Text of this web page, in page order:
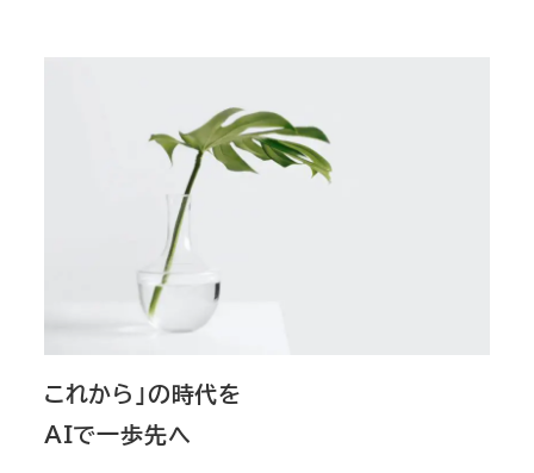
これから」の時代を
AIで一歩先へ